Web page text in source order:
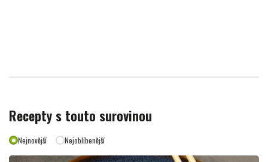
Recepty s touto surovinou
Nejnovější Nejoblíbenější